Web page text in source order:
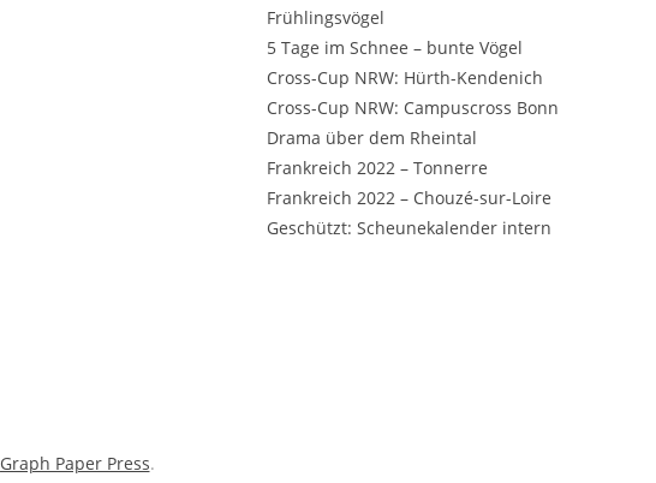
Frühlingsvögel
5 Tage im Schnee – bunte Vögel
Cross-Cup NRW: Hürth-Kendenich
Cross-Cup NRW: Campuscross Bonn
Drama über dem Rheintal
Frankreich 2022 – Tonnerre
Frankreich 2022 – Chouzé-sur-Loire
Geschützt: Scheunekalender intern
Graph Paper Press.